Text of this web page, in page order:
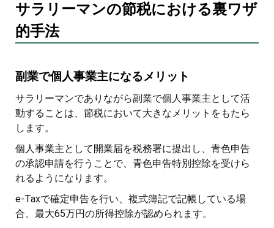
サラリーマンの節税における裏ワザ
的手法
副業で個人事業主になるメリット
サラリーマンでありながら副業で個人事業主として活
動することは、節税において大きなメリットをもたら
します。
個人事業主として開業届を税務署に提出し、青色申告
の承認申請を行うことで、青色申告特別控除を受けら
れるようになります。
e-Taxで確定申告を行い、複式簿記で記帳している場
合、最大65万円の所得控除が認められます。